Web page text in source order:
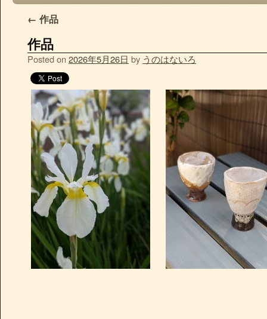
← 作品
作品
Posted on 2026年5月26日 by うのはないろ